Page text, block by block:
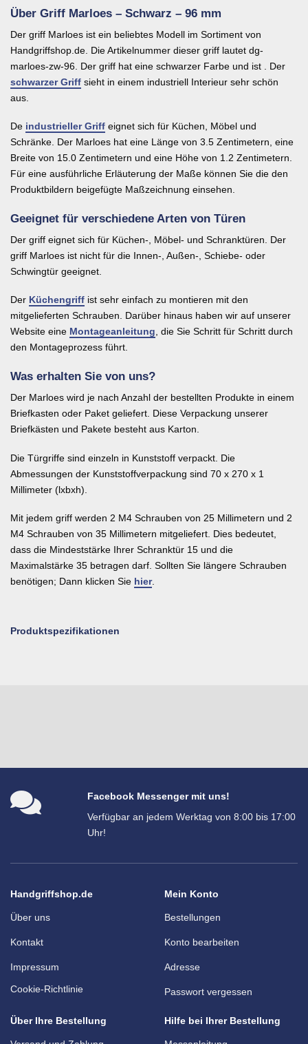
Über Griff Marloes – Schwarz – 96 mm
Der griff Marloes ist ein beliebtes Modell im Sortiment von
Handgriffshop.de. Die Artikelnummer dieser griff lautet dg-
marloes-zw-96. Der griff hat eine schwarzer Farbe und ist . Der
schwarzer Griff sieht in einem industriell Interieur sehr schön
aus.
De industrieller Griff eignet sich für Küchen, Möbel und
Schränke. Der Marloes hat eine Länge von 3.5 Zentimetern, eine
Breite von 15.0 Zentimetern und eine Höhe von 1.2 Zentimetern.
Für eine ausführliche Erläuterung der Maße können Sie die den
Produktbildern beigefügte Maßzeichnung einsehen.
Geeignet für verschiedene Arten von Türen
Der griff eignet sich für Küchen-, Möbel- und Schranktüren. Der
griff Marloes ist nicht für die Innen-, Außen-, Schiebe- oder
Schwingtür geeignet.
Der Küchengriff ist sehr einfach zu montieren mit den
mitgelieferten Schrauben. Darüber hinaus haben wir auf unserer
Website eine Montageanleitung, die Sie Schritt für Schritt durch
den Montageprozess führt.
Was erhalten Sie von uns?
Der Marloes wird je nach Anzahl der bestellten Produkte in einem
Briefkasten oder Paket geliefert. Diese Verpackung unserer
Briefkästen und Pakete besteht aus Karton.
Die Türgriffe sind einzeln in Kunststoff verpackt. Die
Abmessungen der Kunststoffverpackung sind 70 x 270 x 1
Millimeter (lxbxh).
Mit jedem griff werden 2 M4 Schrauben von 25 Millimetern und 2
M4 Schrauben von 35 Millimetern mitgeliefert. Dies bedeutet,
dass die Mindeststärke Ihrer Schranktür 15 und die
Maximalstärke 35 betragen darf. Sollten Sie längere Schrauben
benötigen; Dann klicken Sie hier.
Produktspezifikationen
Facebook Messenger mit uns!
Verfügbar an jedem Werktag von 8:00 bis 17:00
Uhr!
Handgriffshop.de
Über uns
Kontakt
Impressum
Cookie-Richtlinie
Mein Konto
Bestellungen
Konto bearbeiten
Adresse
Passwort vergessen
Über Ihre Bestellung Hilfe bei Ihrer Bestellung